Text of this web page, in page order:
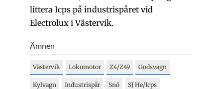
littera Icps på industrispåret vid
Electrolux i Västervik.
Ämnen
Västervik Lokomotor Z4/Z49 Godsvagn
Kylvagn Industrispår Snö SJ He/Icps